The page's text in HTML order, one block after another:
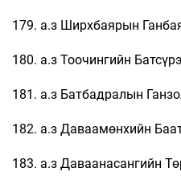
179. а.з Ширхбаярын
180. а.з Тоочингийн
181. а.з Батбадралын
182. а.з Даваамөнхийн
183. а.з Даваанасангийн